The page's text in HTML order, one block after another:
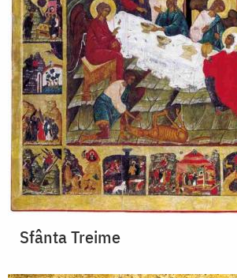
Sfânta Treime